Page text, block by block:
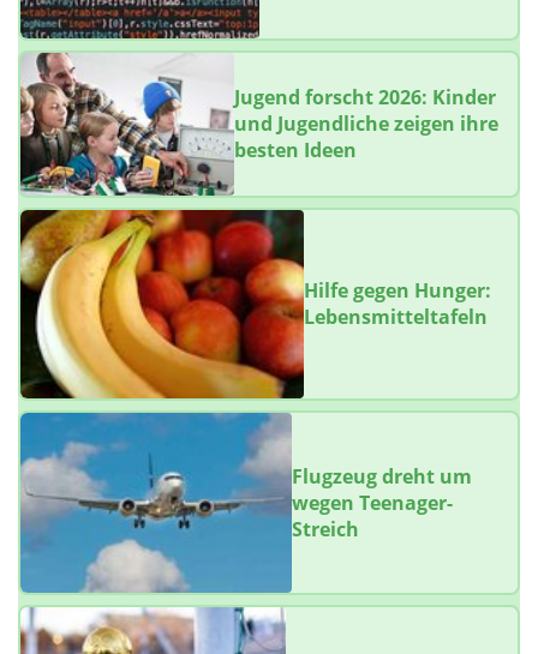
Jugend forscht 2026: Kinder
und Jugendliche zeigen ihre
besten Ideen
Hilfe gegen Hunger:
Lebensmitteltafeln
Flugzeug dreht um
wegen Teenager-
Streich